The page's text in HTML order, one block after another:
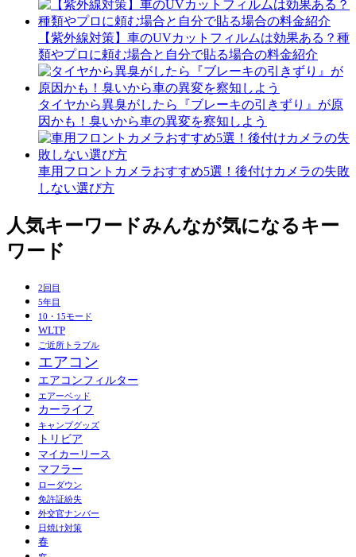
【紫外線対策】車のUVカットフィルムは効果ある？種
類やプロに頼む場合と自分で貼る場合の料金紹介
タイヤから異臭がしたら『ブレーキの引きずり』が原
因かも！臭いから車の異変を察知しよう
車用フロントカメラおすすめ5選！後付けカメラの失敗
しない選び方
人気キーワードみんなが気になるキー
ワード
2回目
5年目
10・15モード
WLTP
ご近所トラブル
エアコン
エアコンフィルター
エアーベッド
カーライフ
キャンプグッズ
トリビア
マイカーリース
マフラー
ローダウン
免許証紛失
外交官ナンバー
日焼け対策
春